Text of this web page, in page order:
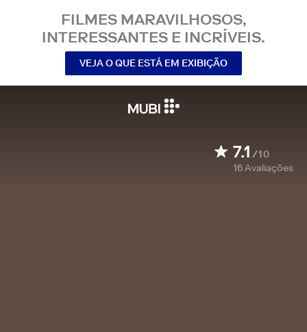
FILMES MARAVILHOSOS,
INTERESSANTES E INCRÍVEIS.
VEJA O QUE ESTÁ EM EXIBIÇÃO
7.1 /10
16Avaliações